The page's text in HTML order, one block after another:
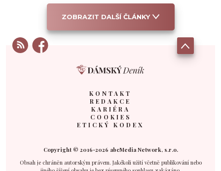
ZOBRAZIT DALŠÍ ČLÁNKY
KONTAKT
REDAKCE
KARIÉRA
COOKIES
ETICKÝ KODEX
Copyright © 2016-2026 abcMedia Network, s.r.o.
Obsah je chráněn autorským právem. Jakékoli užití včetně publikování nebo